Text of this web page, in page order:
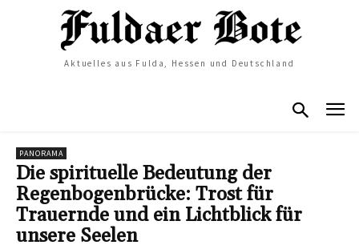
Aktuelles aus Fulda, Hessen und Deutschland
PANORAMA
Die spirituelle Bedeutung der
Regenbogenbrücke: Trost für
Trauernde und ein Lichtblick für
unsere Seelen